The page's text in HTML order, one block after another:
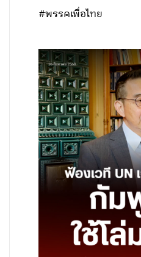
#พรรคเพื่อไทย